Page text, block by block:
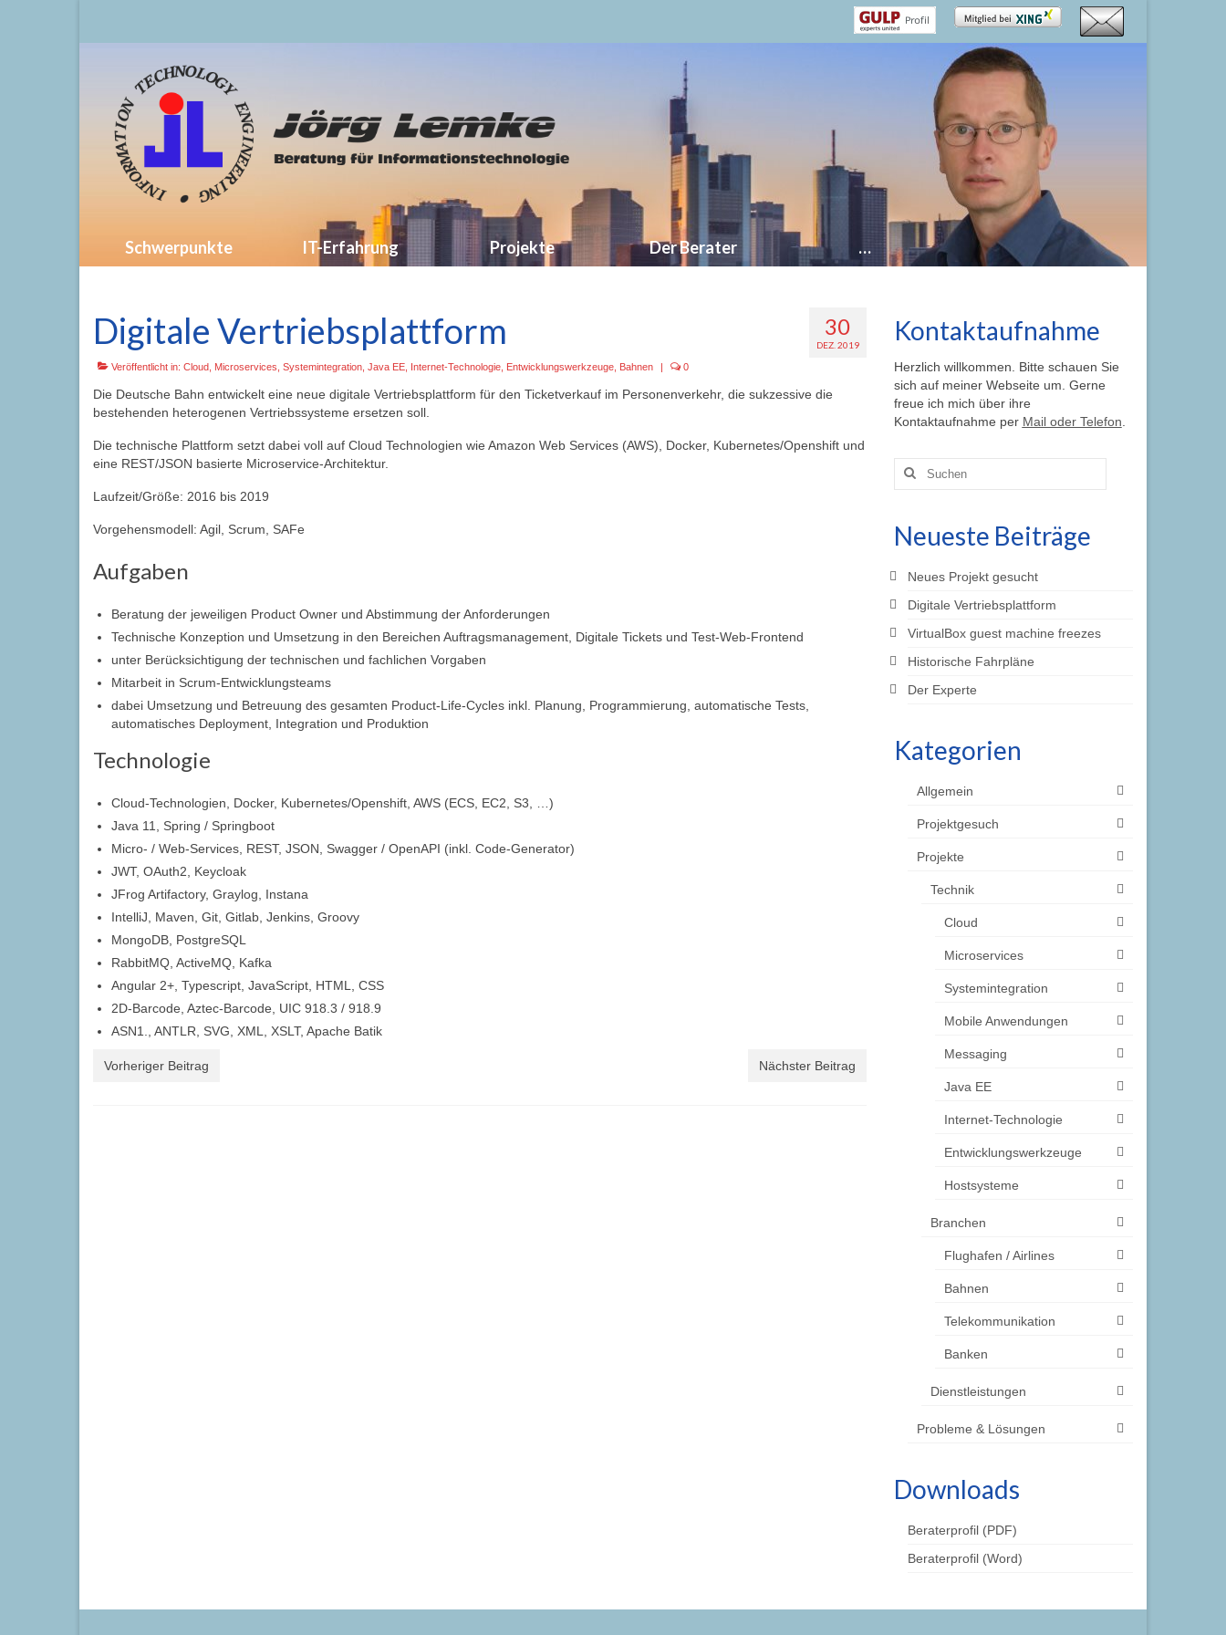
Schwerpunkte IT-Erfahrung Projekte Der Berater …
30
DEZ. 2019
Digitale Vertriebsplattform
Veröffentlicht in: Cloud Microservices Systemintegration Java EE Internet-Technologie Entwicklungswerkzeuge Bahnen | 0
Die Deutsche Bahn entwickelt eine neue digitale Vertriebsplattform für den Ticketverkauf im Personenverkehr, die sukzessive die
bestehenden heterogenen Vertriebssysteme ersetzen soll.
Die technische Plattform setzt dabei voll auf Cloud Technologien wie Amazon Web Services (AWS), Docker, Kubernetes/Openshift und
eine REST/JSON basierte Microservice-Architektur.
Laufzeit/Größe: 2016 bis 2019
Vorgehensmodell: Agil, Scrum, SAFe
Aufgaben
Beratung der jeweiligen Product Owner und Abstimmung der Anforderungen
Technische Konzeption und Umsetzung in den Bereichen Auftragsmanagement, Digitale Tickets und Test-Web-Frontend
unter Berücksichtigung der technischen und fachlichen Vorgaben
Mitarbeit in Scrum-Entwicklungsteams
dabei Umsetzung und Betreuung des gesamten Product-Life-Cycles inkl. Planung, Programmierung, automatische Tests,
automatisches Deployment, Integration und Produktion
Technologie
Cloud-Technologien, Docker, Kubernetes/Openshift, AWS (ECS, EC2, S3, …)
Java 11, Spring / Springboot
Micro- / Web-Services, REST, JSON, Swagger / OpenAPI (inkl. Code-Generator)
JWT, OAuth2, Keycloak
JFrog Artifactory, Graylog, Instana
IntelliJ, Maven, Git, Gitlab, Jenkins, Groovy
MongoDB, PostgreSQL
RabbitMQ, ActiveMQ, Kafka
Angular 2+, Typescript, JavaScript, HTML, CSS
2D-Barcode, Aztec-Barcode, UIC 918.3 / 918.9
ASN1., ANTLR, SVG, XML, XSLT, Apache Batik
Vorheriger Beitrag Nächster Beitrag
Kontaktaufnahme
Herzlich willkommen. Bitte schauen Sie
sich auf meiner Webseite um. Gerne
freue ich mich über ihre
Kontaktaufnahme per Mail oder Telefon
Suche
Neueste Beiträge
Neues Projekt gesucht
Digitale Vertriebsplattform
VirtualBox guest machine freezes
Historische Fahrpläne
Der Experte
Kategorien
Allgemein
Projektgesuch
Projekte
Technik
Cloud
Microservices
Systemintegration
Mobile Anwendungen
Messaging
Java EE
Internet-Technologie
Entwicklungswerkzeuge
Hostsysteme
Branchen
Flughafen / Airlines
Bahnen
Telekommunikation
Banken
Dienstleistungen
Probleme & Lösungen
Downloads
Beraterprofil (PDF)
Beraterprofil (Word)